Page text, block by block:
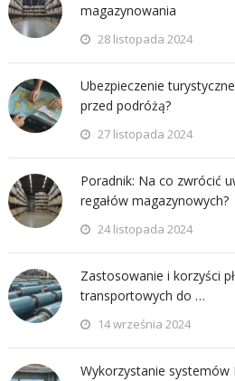
magazynowania
28 listopada 2024
Ubezpieczenie
przed podróżą?
27 listopada 2024
Poradnik: Na co zwrócić
regałów magazynowych?
24 listopada 2024
Zastosowanie i korzyści
transportowych do …
14 września 2024
Wykorzystanie systemów